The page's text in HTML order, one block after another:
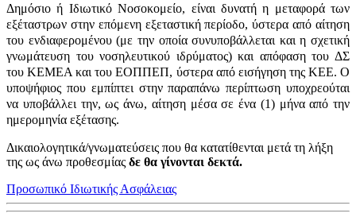
Δημόσιο ή Ιδιωτικό Νοσοκομείο, είναι δυνατή η μεταφορά των
εξέταστρων στην επόμενη εξεταστική περίοδο, ύστερα από αίτηση
του ενδιαφερομένου (με την οποία συνυποβάλλεται και η σχετική
γνωμάτευση του νοσηλευτικού ιδρύματος) και απόφαση του ΔΣ
του ΚΕΜΕΑ και του ΕΟΠΠΕΠ, ύστερα από εισήγηση της ΚΕΕ. Ο
υποψήφιος που εμπίπτει στην παραπάνω περίπτωση υποχρεούται
να υποβάλλει την, ως άνω, αίτηση μέσα σε ένα (1) μήνα από την
ημερομηνία εξέτασης.
Δικαιολογητικά/γνωματεύσεις που θα κατατίθενται μετά τη λήξη
της ως άνω προθεσμίας δε θα γίνονται δεκτά.
Προσωπικό Ιδιωτικής Ασφάλειας